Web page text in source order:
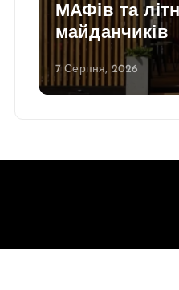
МАФів та
майданчиків
7 Серпня, 2026